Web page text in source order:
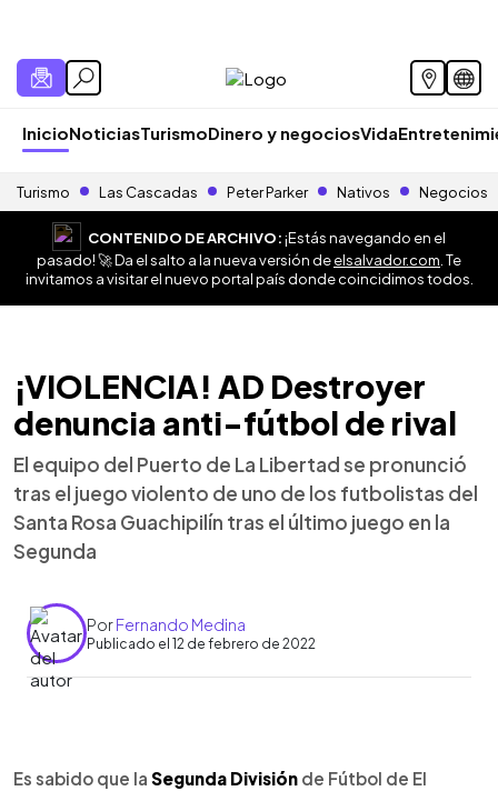
InicioNoticiasTurismoDinero y negociosVida
Turismo Las Cascadas Peter Parker Nativos Negocios
CONTENIDO DE ARCHIVO:¡Estás navegando en el
pasado! 🚀 Da el salto a la nueva versión deelsalvador.com . Te
invitamos a visitar el nuevo portal país donde coincidimos todos.
¡VIOLENCIA! AD Destroyer
denuncia anti-fútbol de rival
El equipo del Puerto de La Libertad se pronunció
tras el juego violento de uno de los futbolistas del
Santa Rosa Guachipilín tras el último juego en la
Segunda
PorFernando Medina
Publicado el 12 de febrero de 2022
► Escuchar artículo
Es sabido que la Segunda División de Fútbol de El